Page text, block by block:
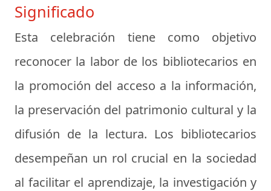
Significado
Esta celebración tiene como objetivo
reconocer la labor de los bibliotecarios en
la promoción del acceso a la información,
la preservación del patrimonio cultural y la
difusión de la lectura. Los bibliotecarios
desempeñan un rol crucial en la sociedad
al facilitar el aprendizaje, la investigación y